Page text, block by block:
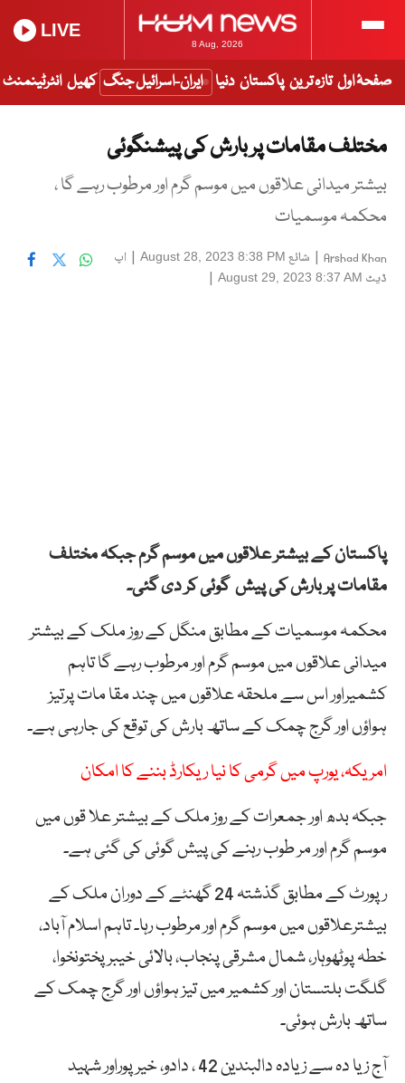
8 Aug, 2026
LIVE
صفحۂ اول تازہ ترین پاکستان دنیا ایران-اسرائیل جنگ کھیل انٹرٹینمنٹ
مختلف مقامات پر بارش کی پیشنگوئی
بیشتر میدانی علاقوں میں موسم گرم اور مرطوب رہے گا ،
محکمہ موسمیات
Arshad Khan
| شائع August 28, 2023 8:38 PM
| اپ
ڈیٹ August 29, 2023 8:37 AM
|
پاکستان کے بیشتر علاقوں میں موسم گرم جبکہ مختلف
مقامات پر بارش کی پیش گوئی کر دی گئی۔
محکمہ موسمیات کے مطابق منگل کے روز ملک کے بیشتر
میدانی علاقوں میں موسم گرم اور مرطوب رہے گا تاہم
کشمیراور اس سے ملحقہ علاقوں میں چند مقا مات پرتیز
ہواؤں اور گرج چمک کے ساتھ بارش کی توقع کی جارہی ہے۔
امریکہ، یورپ میں گرمی کا نیا ریکارڈ بننے کا امکان
جبکہ بدھ اور جمعرات کے روز ملک کے بیشتر علا قوں میں
موسم گرم اور مر طوب رہنے کی پیش گوئی کی گئی ہے۔
رپورٹ کے مطابق گذشتہ 24 گھنٹے کے دوران ملک کے
بیشترعلاقوں میں موسم گرم اور مرطوب رہا۔ تاہم اسلام آباد،
خطہ پوٹھوہار، شمال مشرقی پنجاب، بالائی خیبر پختونخوا،
گلگت بلتستان اور کشمیر میں تیز ہواؤں اور گرج چمک کے
ساتھ بارش ہوئی۔
آج زیا دہ سے زیادہ دالبندین 42 ، دادو، خیرپوراور شہید